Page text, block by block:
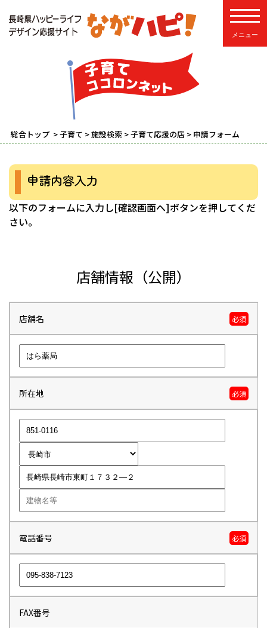
総合トップ >子育て >施設検索 >子育て応援の店 > 申請フォーム
申請内容入力
以下のフォームに入力し[確認画面へ]ボタンを押してくだ
さい。
店舗情報（公開）
店舗名 必須
所在地 必須
電話番号 必須
FAX番号